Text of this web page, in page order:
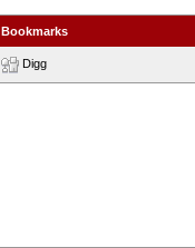
Bookmarks
Digg